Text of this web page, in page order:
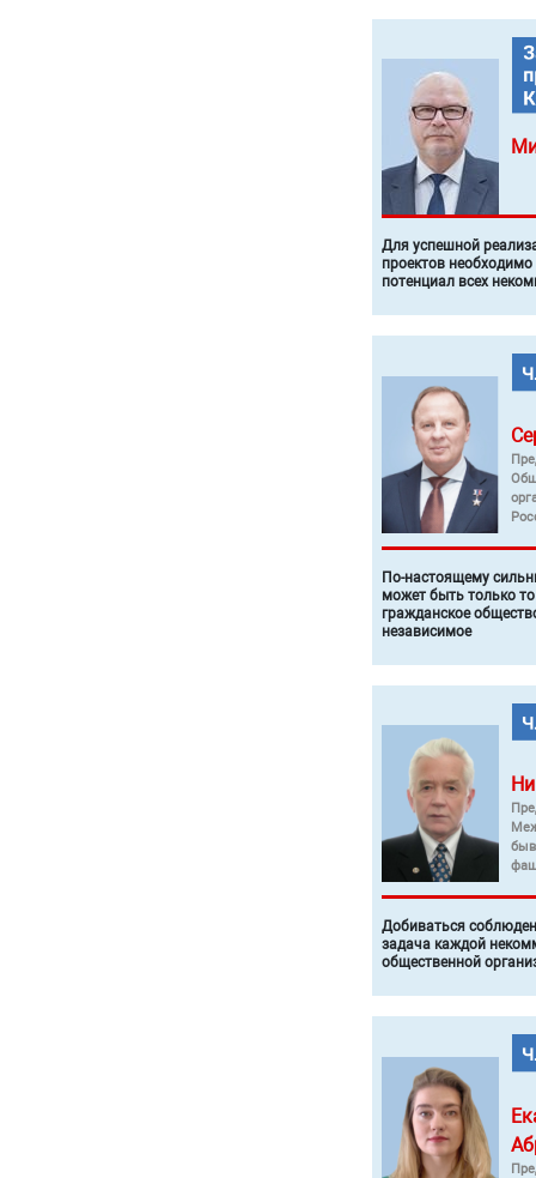
Для успешной
проектов
потенциал всех
По-настоящему
может быть только
гражданское
независимое
Добиваться
задача каждой
общественной